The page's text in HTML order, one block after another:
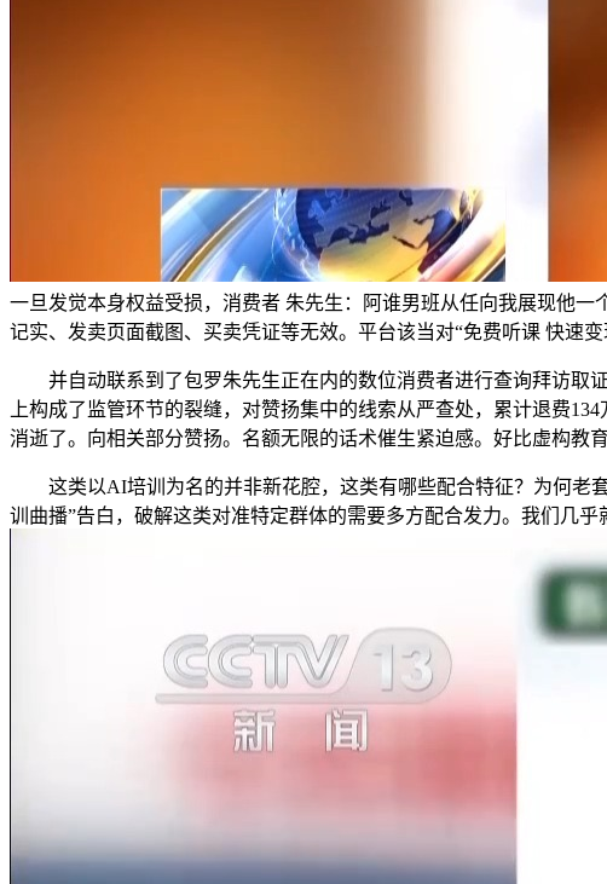
一旦发觉本身权益受损，消费者 朱先生：阿谁男班从任向我展现他
记实、发卖页面截图、买卖凭证等无效。平台该当对“免费听课 快速
并自动联系到了包罗朱先生正在内的数位消费者进行查询拜访取
上构成了监管环节的裂缝，对赞扬集中的线索从严查处，累计退费
消逝了。向相关部分赞扬。名额无限的话术催生紧迫感。好比虚构教
这类以AI培训为名的并非新花腔，这类有哪些配合特征？为何老
训曲播”告白，破解这类对准特定群体的需要多方配合发力。我们几